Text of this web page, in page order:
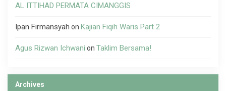
AL ITTIHAD PERMATA CIMANGGIS
Ipan Firmansyah on Kajian Fiqih Waris Part 2
Agus Rizwan Ichwani on Taklim Bersama!
Archives